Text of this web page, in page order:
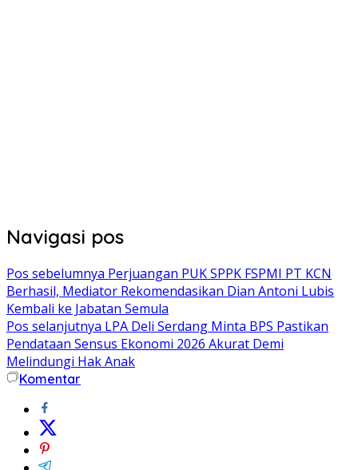
Navigasi pos
Pos sebelumnya Perjuangan PUK SPPK FSPMI PT KCN
Berhasil, Mediator Rekomendasikan Dian Antoni Lubis
Kembali ke Jabatan Semula
Pos selanjutnya LPA Deli Serdang Minta BPS Pastikan
Pendataan Sensus Ekonomi 2026 Akurat Demi
Melindungi Hak Anak
Komentar